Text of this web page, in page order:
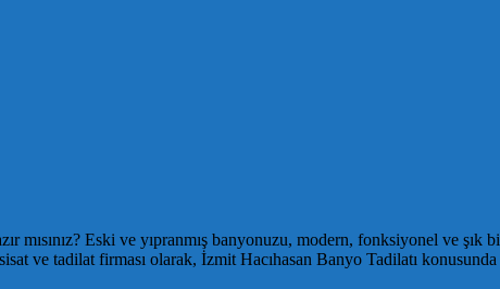
mısınız? Eski ve yıpranmış banyonuzu, modern, fonksiyonel ve
ve tadilat firması olarak, İzmit Hacıhasan Banyo Tadilatı